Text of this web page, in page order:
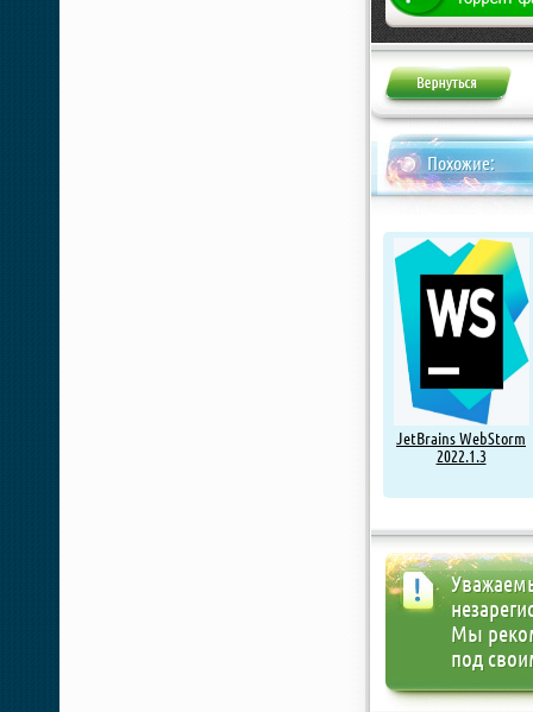
Похожие:
JetBrains WebStorm
2022.1.3
Мы
под